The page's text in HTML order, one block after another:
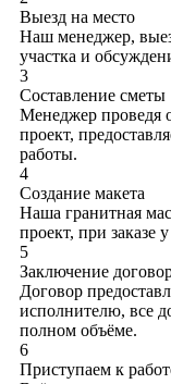
Выезд на место
Наш менеджер,
участка и
3
Составление сметы
Менеджер проведя
проект,
работы.
4
Создание макета
Наша гранитная
проект, при заказе
5
Заключение
Договор
исполнителю, все
полном объёме.
6
Приступаем к